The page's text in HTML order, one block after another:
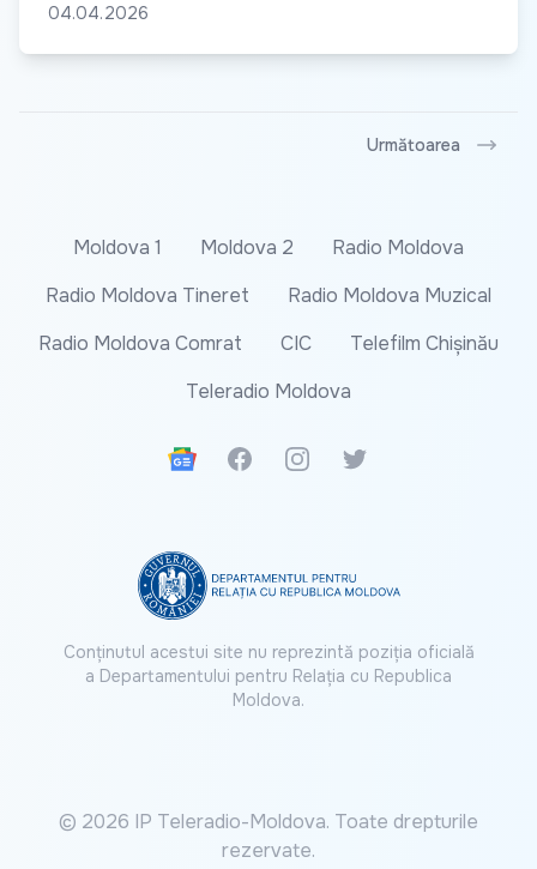
04.04.2026
Următoarea
Moldova 1 Moldova 2
Radio Moldova
Radio Moldova Tineret
Radio Moldova Muzical
Radio Moldova Comrat
CIC
Telefilm Chișinău
Teleradio Moldova
Google News
FacebookInstagramTwitter
Conținutul acestui site nu reprezintă poziția oficială
a Departamentului pentru Relația cu Republica
Moldova.
© 2026 IP Teleradio-Moldova. Toate drepturile
rezervate.